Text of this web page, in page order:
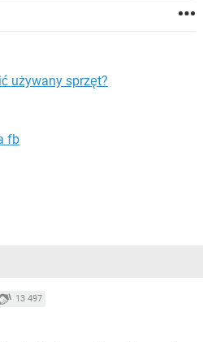
używany sprzęt?
fb
13 497